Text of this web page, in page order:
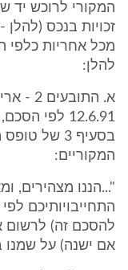
המקורי לרוכש יד
זכויות בנכס
מכל אחריות כלפי
להלן:
א.
12.6.91
המקוריים:
"...הננו מצהירים,
התחייבויותיכם
להסכם זה) לרשום
אם ישנה) על שמנו